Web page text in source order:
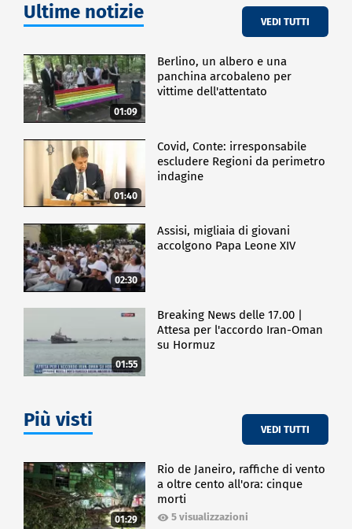
Ultime notizie VEDI TUTTI
01:09
Berlino, un albero e una
panchina arcobaleno per
vittime dell'attentato
01:40
Covid, Conte: irresponsabile
escludere Regioni da perimetro
indagine
02:30
Assisi, migliaia di giovani
accolgono Papa Leone XIV
01:55
Breaking News delle 17.00 |
Attesa per l'accordo Iran-Oman
su Hormuz
Più visti VEDI TUTTI
01:29
Rio de Janeiro, raffiche di vento
a oltre cento all'ora: cinque
morti
5 visualizzazioni